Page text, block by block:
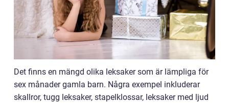
Det finns en mängd olika leksaker som är lämpliga för
sex månader gamla barn. Några exempel inkluderar
skallror, tugg leksaker, stapelklossar, leksaker med ljud